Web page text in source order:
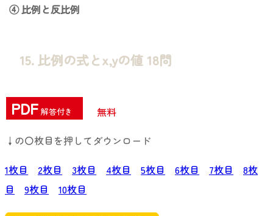
④ 比例と反比例
15. 比例の式とx,yの値 18問
PDF 解答付き
無料
↓の〇枚目を押してダウンロード
1枚目
2枚目 3枚目 4枚目 5枚目 6枚目 7枚目
8枚
目
9枚目 10枚目